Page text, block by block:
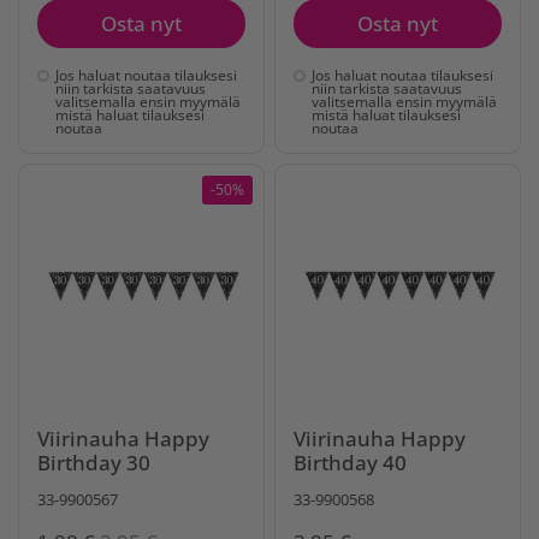
Osta nyt
Jos haluat noutaa tilauksesi
niin tarkista saatavuus
valitsemalla ensin myymälä
mistä haluat tilauksesi
noutaa
Osta nyt
Jos haluat noutaa tilauksesi
niin tarkista saatavuus
valitsemalla ensin myymälä
mistä haluat tilauksesi
noutaa
Viirinauha Happy
Birthday 30
33-9900567
-50%
Viirinauha Happy
Birthday 40
33-9900568